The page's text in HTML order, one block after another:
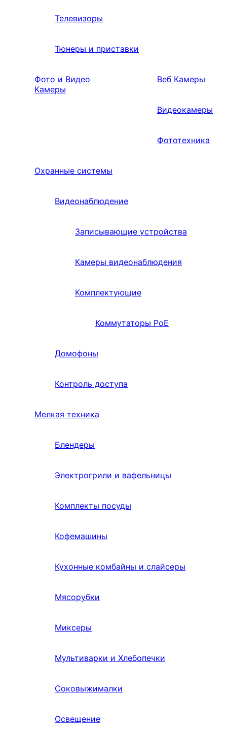
Телевизоры
Тюнеры и приставки
Фото и Видео
Камеры
Веб Камеры
Видеокамеры
Фототехника
Охранные системы
Видеонаблюдение
Записывающие устройства
Камеры видеонаблюдения
Комплектующие
Коммутаторы PoE
Домофоны
Контроль доступа
Мелкая техника
Блендеры
Электрогрили и вафельницы
Комплекты посуды
Кофемашины
Кухонные комбайны и слайсеры
Мясорубки
Миксеры
Мультиварки и Хлебопечки
Соковыжималки
Освещение